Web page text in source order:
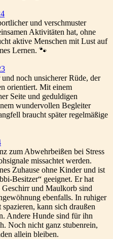
und verschmuster
Aktivitäten hat, ohne
aktive Menschen mit Lust auf
Lernen. 🐾
noch unsicherer Rüde, der
orientiert. Mit einem
Seite und geduldigen
wundervollen Begleiter
braucht später regelmäßige
zum Abwehrbeißen bei Stress
missachtet werden.
Zuhause ohne Kinder und ist
Besitzer“ geeignet. Er hat
Geschirr und Maulkorb sind
ebenfalls. In ruhiger
kann sich draußen
Andere Hunde sind für ihn
Noch nicht ganz stubenrein,
allein bleiben.